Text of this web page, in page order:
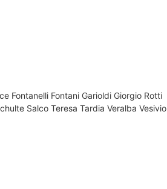
Fontanelli Fontani Garioldi Giorgio Rotti
SalcoTeresa TardiaVeralbaVesivio